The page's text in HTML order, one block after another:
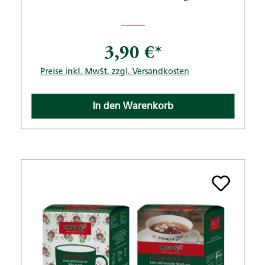
3,90 €*
Preise inkl. MwSt. zzgl. Versandkosten
In den Warenkorb